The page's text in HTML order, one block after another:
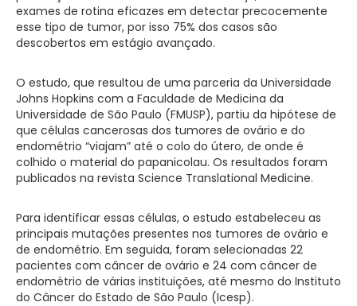
exames de rotina eficazes em detectar precocemente
esse tipo de tumor, por isso 75% dos casos são
descobertos em estágio avançado.
O estudo, que resultou de uma parceria da Universidade
Johns Hopkins com a Faculdade de Medicina da
Universidade de São Paulo (FMUSP), partiu da hipótese de
que células cancerosas dos tumores de ovário e do
endométrio “viajam” até o colo do útero, de onde é
colhido o material do papanicolau. Os resultados foram
publicados na revista Science Translational Medicine.
Para identificar essas células, o estudo estabeleceu as
principais mutações presentes nos tumores de ovário e
de endométrio. Em seguida, foram selecionadas 22
pacientes com câncer de ovário e 24 com câncer de
endométrio de várias instituições, até mesmo do Instituto
do Câncer do Estado de São Paulo (Icesp).